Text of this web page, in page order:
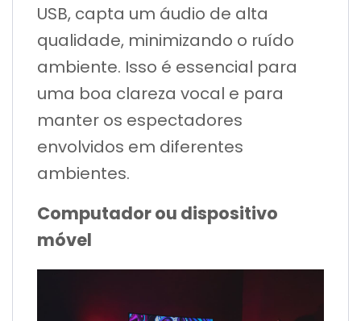
USB, capta um áudio de alta
qualidade, minimizando o ruído
ambiente. Isso é essencial para
uma boa clareza vocal e para
manter os espectadores
envolvidos em diferentes
ambientes.
Computador ou dispositivo
móvel